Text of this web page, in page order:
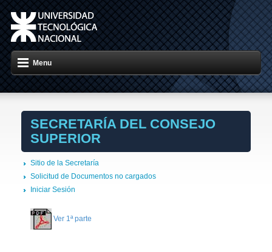
Menu
SECRETARÍA DEL CONSEJO
SUPERIOR
Sitio de la Secretaría
Solicitud de Documentos no cargados
Iniciar Sesión
Ver 1ª parte